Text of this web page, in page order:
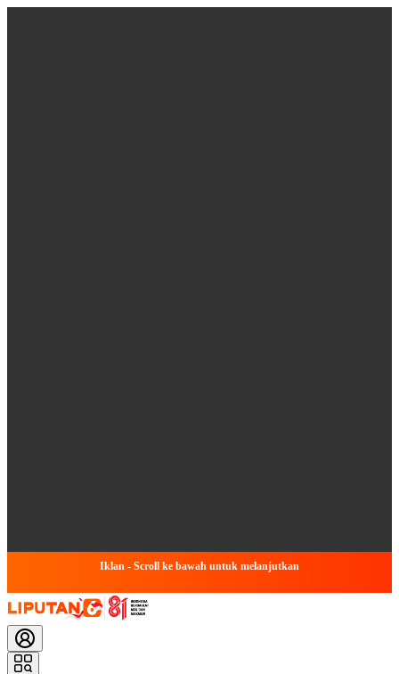
Iklan - Scroll ke bawah untuk melanjutkan